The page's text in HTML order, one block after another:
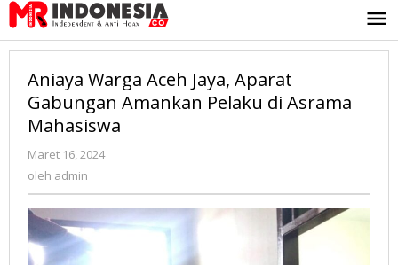
Lewati
ke
konten
Aniaya Warga Aceh Jaya, Aparat
Gabungan Amankan Pelaku di Asrama
Mahasiswa
Maret 16, 2024
oleh admin